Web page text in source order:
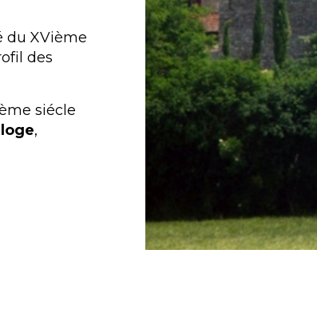
du XVième
des
siécle
,